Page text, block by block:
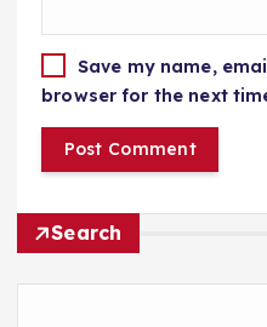
Save my name,
browser for the next
Search